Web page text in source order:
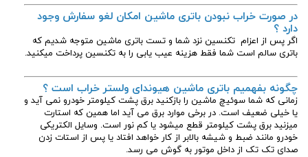
در صورت خراب نبودن باتری ماشین امکان لغو سفارش وجود
دارد ؟
اگر پس از اعزام تکنسین نزد شما و تست باتری ماشین متوجه شدیم که
باتری سالم است شما فقط هزینه عیب یابی را به تکنسین پرداخت میکنید.
چگونه بفهمیم باتری ماشین هیوندای ولستر خراب است ؟
زمانی که شما سوئیچ ماشین را بازکنید برق پشت کیلومتر خودرو نمی آید و
یا خیلی ضعیف است. در برخی موارد برق می آید اما همین که استارت
میزنید برق پشت کیلومتر قطع میشود یا کم نور است. وسایل الکتریکی
خودرو مانند ضبط و شیشه بالابر از کار خواهد افتاد یا پس از استات زدن
صدای تک تک از داخل موتور به گوش می رسد.